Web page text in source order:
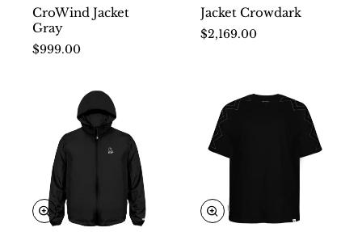
CroWind Jacket
Gray
$999.00
Jacket Crowdark
$2,169.00